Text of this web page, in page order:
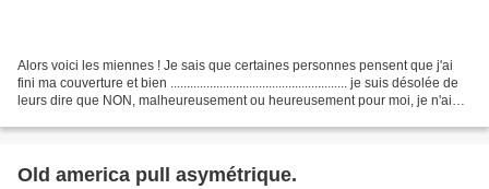
Alors voici les miennes ! Je sais que certaines personnes pensent que j'ai
fini ma couverture et bien ...................................................... je suis désolée de
leurs dire que NON, malheureusement ou heureusement pour moi, je n'ai
Old america pull asymétrique.